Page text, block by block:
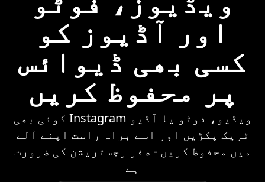
اور آڈیوز کو
کسی بھی ڈیوائس
پر محفوظ کریں
کوئی بھی Instagram ویڈیو، فوٹو یا آڈیو
ٹریک پکڑیں اور اسے براہ راست اپنے آلے
میں محفوظ کریں - صفر رجسٹریشن کی ضرورت
ہے